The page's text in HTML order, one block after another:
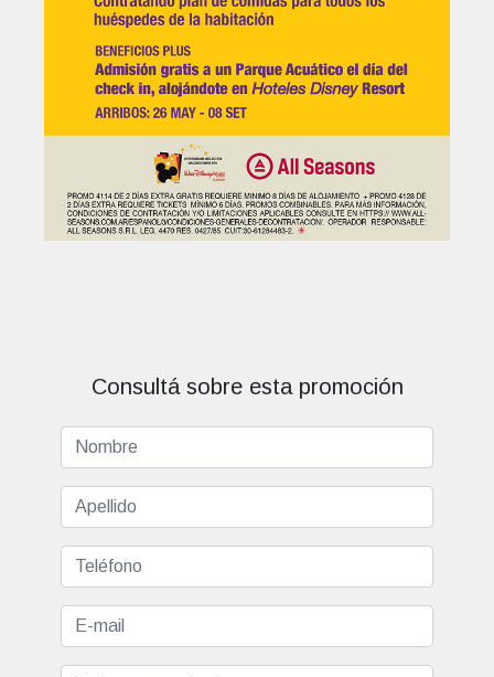
Consultá sobre esta promoción